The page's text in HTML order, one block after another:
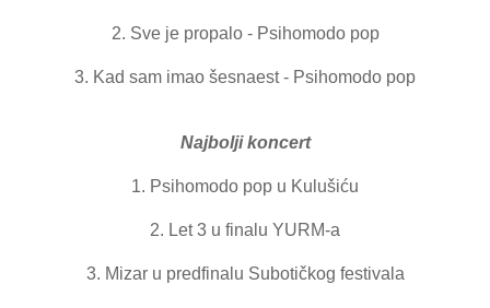
2. Sve je propalo - Psihomodo pop
3. Kad sam imao šesnaest - Psihomodo pop
Najbolji koncert
1. Psihomodo pop u Kulušiću
2. Let 3 u finalu YURM-a
3. Mizar u predfinalu Subotičkog festivala